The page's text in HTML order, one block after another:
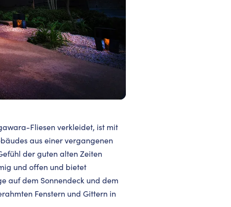
Fliesen verkleidet, ist mit
aus einer vergangenen
der guten alten Zeiten
und offen und bietet
auf dem Sonnendeck und dem
Fenstern und Gittern in